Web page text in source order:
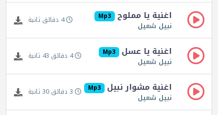
اغنية يا مملوح Mp3
نبيل شعيل 4 دقائق ثانية
اغنية يا عسل Mp3
نبيل شعيل 4 دقائق 43 ثانية
اغنية مشوار نبيل Mp3
نبيل شعيل 3 دقائق 30 ثانية